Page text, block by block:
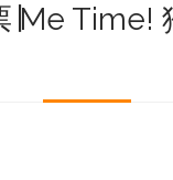
∣Me Time!